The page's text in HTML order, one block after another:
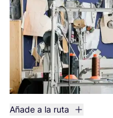
Añade a la ruta